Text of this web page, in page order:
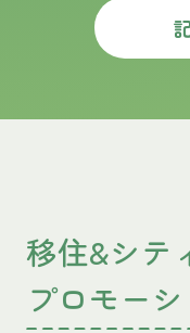
移住&シテ
プロモー